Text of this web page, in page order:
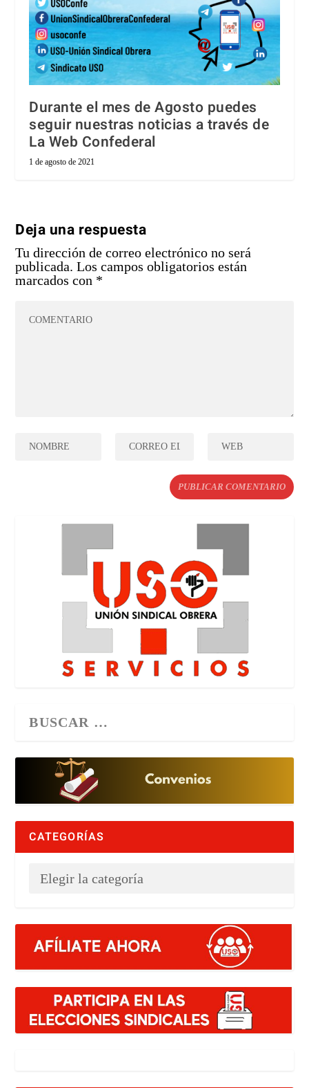
Durante el mes de Agosto puedes
seguir nuestras noticias a través de
La Web Confederal
1 de agosto de 2021
Deja una respuesta
Tu dirección de correo electrónico no será
publicada. Los campos obligatorios están
marcados con *
CATEGORÍAS